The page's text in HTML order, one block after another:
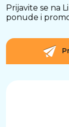
Prijavite se na
ponude i